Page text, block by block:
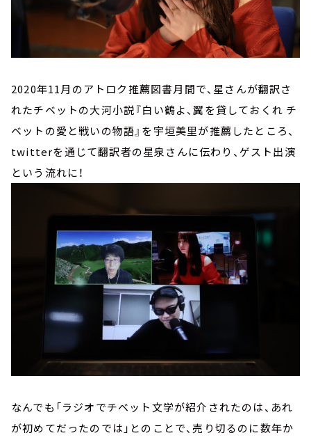
2020年11月のアトロク推薦図書月間で、星さんが翻訳さ
れたチベットの大河小説『白い鶴よ、翼を貸しておくれ チ
ベットの愛と戦いの物語』を宇垣美里が推薦したところ、
twitterを通じて翻訳者の星泉さんに伝わり、ゲスト出演
という流れに！
なんでも「ラジオでチベット文学が紹介されたのは、あれ
が初めてだったのでは」とのことで、売り切るのに数年か